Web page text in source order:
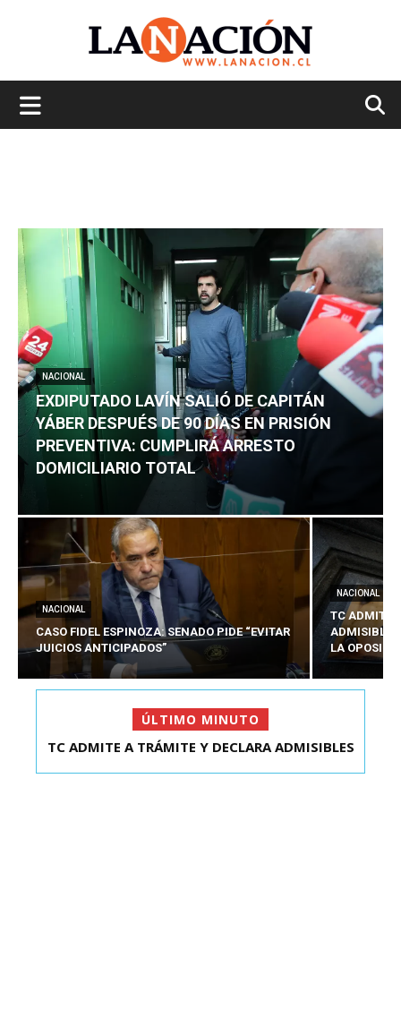
NACIONAL
EXDIPUTADO LAVÍN SALIÓ DE CAPITÁN
YÁBER DESPUÉS DE 90 DÍAS EN PRISIÓN
PREVENTIVA: CUMPLIRÁ ARRESTO
DOMICILIARIO TOTAL
NACIONAL
CASO FIDEL ESPINOZA: SENADO PIDE “EVITAR
JUICIOS ANTICIPADOS”
NACIONAL
TC ADMITE
ADMISIBLES
LA
ÚLTIMO MINUTO
EXDIPUTADO LAVÍN SALIÓ DE CAPITÁN YÁBER